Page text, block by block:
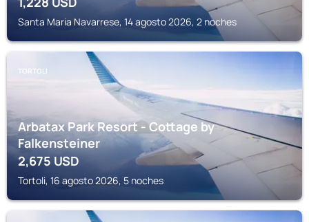
Santa Maria Navarrese, 14 agosto 2026, 2 noches
TORTOLI
Arbatax Park Resort - Cottage by
Falkensteiner
2,675USD
Tortoli, 16 agosto 2026, 5 noches